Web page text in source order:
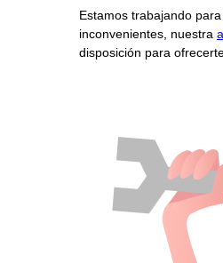
Estamos trabajando
inconvenientes, nuestra
disposición para